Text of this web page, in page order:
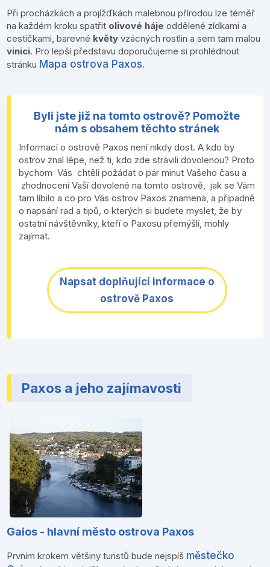
Při procházkách a projížďkách malebnou přírodou lze téměř
na každém kroku spatřit olivové háje oddělené zídkami a
cestičkami, barevné květy vzácných rostlin a sem tam malou
vinici. Pro lepší představu doporučujeme si prohlédnout
stránku Mapa ostrova Paxos.
Byli jste již na tomto ostrově? Pomožte
nám s obsahem těchto stránek
Informací o ostrově Paxos není nikdy dost. A kdo by
ostrov znal lépe, než ti, kdo zde strávili dovolenou? Proto
bychom Vás chtěli požádat o pár minut Vašeho času a
zhodnocení Vaší dovolené na tomto ostrově, jak se Vám
tam líbilo a co pro Vás ostrov Paxos znamená, a případně
o napsání rad a tipů, o kterých si budete myslet, že by
ostatní návštěvníky, kteří o Paxosu přemýšlí, mohly
zajímat.
Napsat doplňující informace o
ostrově Paxos
Paxos a jeho zajímavosti
Gaios - hlavní město ostrova Paxos
Prvním krokem většiny turistů bude nejspíš městečko